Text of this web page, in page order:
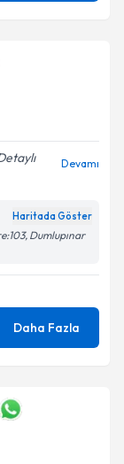
Devamı
Haritada Göster
Dumlupınar
Daha Fazla